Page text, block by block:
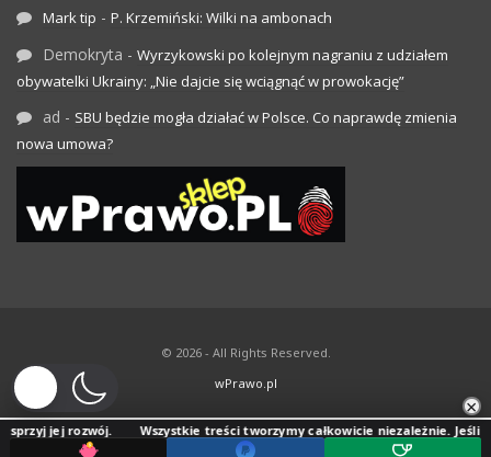
Mark tip - P. Krzemiński: Wilki na ambonach
Demokryta - Wyrzykowski po kolejnym nagraniu z udziałem
obywatelki Ukrainy: „Nie dajcie się wciągnąć w prowokację”
ad - SBU będzie mogła działać w Polsce. Co naprawdę zmienia
nowa umowa?
© 2026 - All Rights Reserved.
wPrawo.pl
×
rozwój. Wszystkie treści tworzymy całkowicie niezależnie. Jeśli